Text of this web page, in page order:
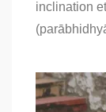
inclination